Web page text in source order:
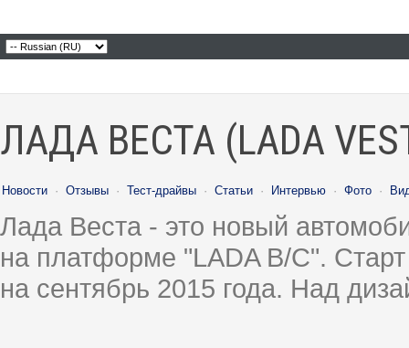
ЛАДА ВЕСТА (LADA
Новости · Отзывы · Тест-драйвы · Статьи · Интервью · Фото ·
Лада Веста - это новый
на платформе "LADA B/C".
на сентябрь 2015 года. Над